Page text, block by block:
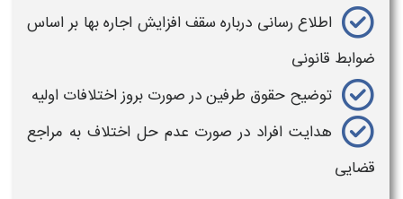
اطلاع رسانی درباره سقف افزایش اجاره بها بر اساس
ضوابط قانونی
توضیح حقوق طرفین در صورت بروزاختلافات اولیه
هدایت افراد در صورت عدم حل اختلاف به مراجع
قضایی